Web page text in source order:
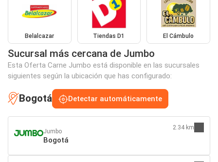
Belalcazar Tiendas D1 El Cámbulo
Sucursal más cercana de Jumbo
Esta Oferta Carne Jumbo está disponible en las sucursales
siguientes según la ubicación que has configurado:
Bogotá Detectar automáticamente
Jumbo
Bogotá
2.34 km